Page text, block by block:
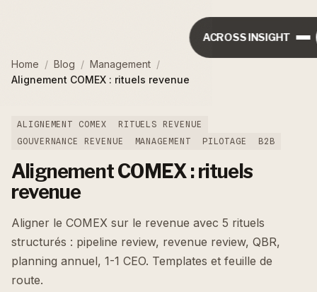
ACROSS INSIGHT
Home / Blog / Management /
Alignement COMEX : rituels revenue
ALIGNEMENT COMEX
RITUELS REVENUE
GOUVERNANCE REVENUE
MANAGEMENT PILOTAGE B2B
Alignement COMEX : rituels
revenue
Aligner le COMEX sur le revenue avec 5 rituels
structurés : pipeline review, revenue review, QBR,
planning annuel, 1-1 CEO. Templates et feuille de
route.